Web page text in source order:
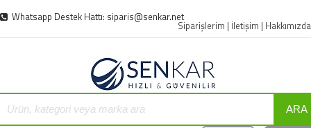
Whatsapp Destek Hattı: siparis@senkar.net
Siparişlerim | İletişim | Hakkımızda
ARA